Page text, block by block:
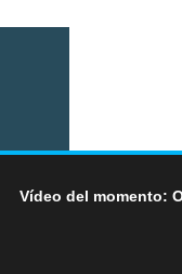
Vídeo del momento: